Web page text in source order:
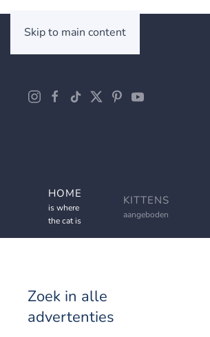
Skip to main content
HOME
is where
the cat is
KITTENS
aangeboden
Zoek in alle
advertenties